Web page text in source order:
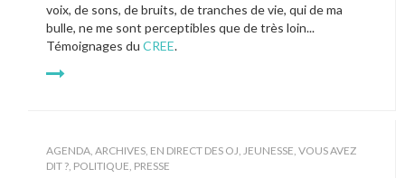
voix, de sons, de bruits, de tranches de vie, qui de ma
bulle, ne me sont perceptibles que de très loin...
Témoignages du CREE.
AGENDA ,ARCHIVES EN DIRECT DES OJ JEUNESSE, VOUS AVEZ
DIT ? POLITIQUE PRESSE